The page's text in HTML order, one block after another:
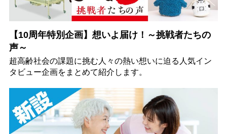
【10周年特別企画】想いよ届け！～挑戦者たちの
声～
超高齢社会の課題に挑む人々の熱い想いに迫る人気イン
タビュー企画をまとめて紹介します。